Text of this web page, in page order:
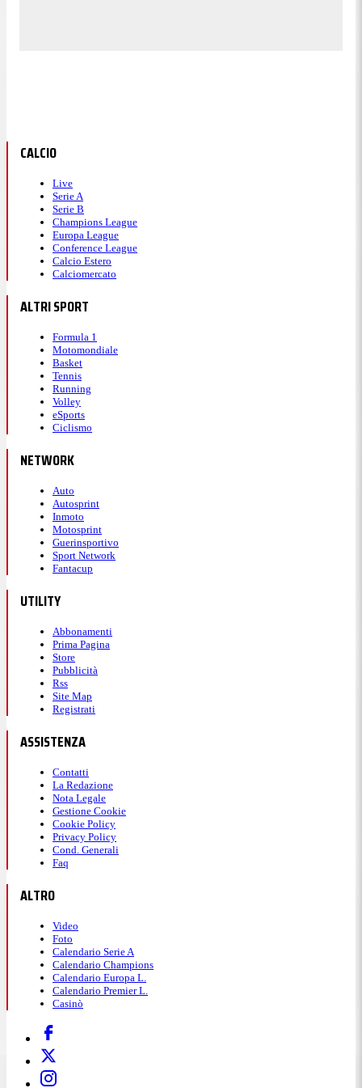
CALCIO
Live
Serie A
Serie B
Champions League
Europa League
Conference League
Calcio Estero
Calciomercato
ALTRI SPORT
Formula 1
Motomondiale
Basket
Tennis
Running
Volley
eSports
Ciclismo
NETWORK
Auto
Autosprint
Inmoto
Motosprint
Guerinsportivo
Sport Network
Fantacup
UTILITY
Abbonamenti
Prima Pagina
Store
Pubblicità
Rss
Site Map
Registrati
ASSISTENZA
Contatti
La Redazione
Nota Legale
Gestione Cookie
Cookie Policy
Privacy Policy
Cond. Generali
Faq
ALTRO
Video
Foto
Calendario Serie A
Calendario Champions
Calendario Europa L.
Calendario Premier L.
Casinò